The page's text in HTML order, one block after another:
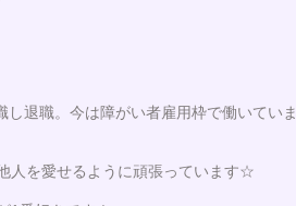
退職。今は障がい者雇用枠で働いていま
人を愛せるように頑張っています☆